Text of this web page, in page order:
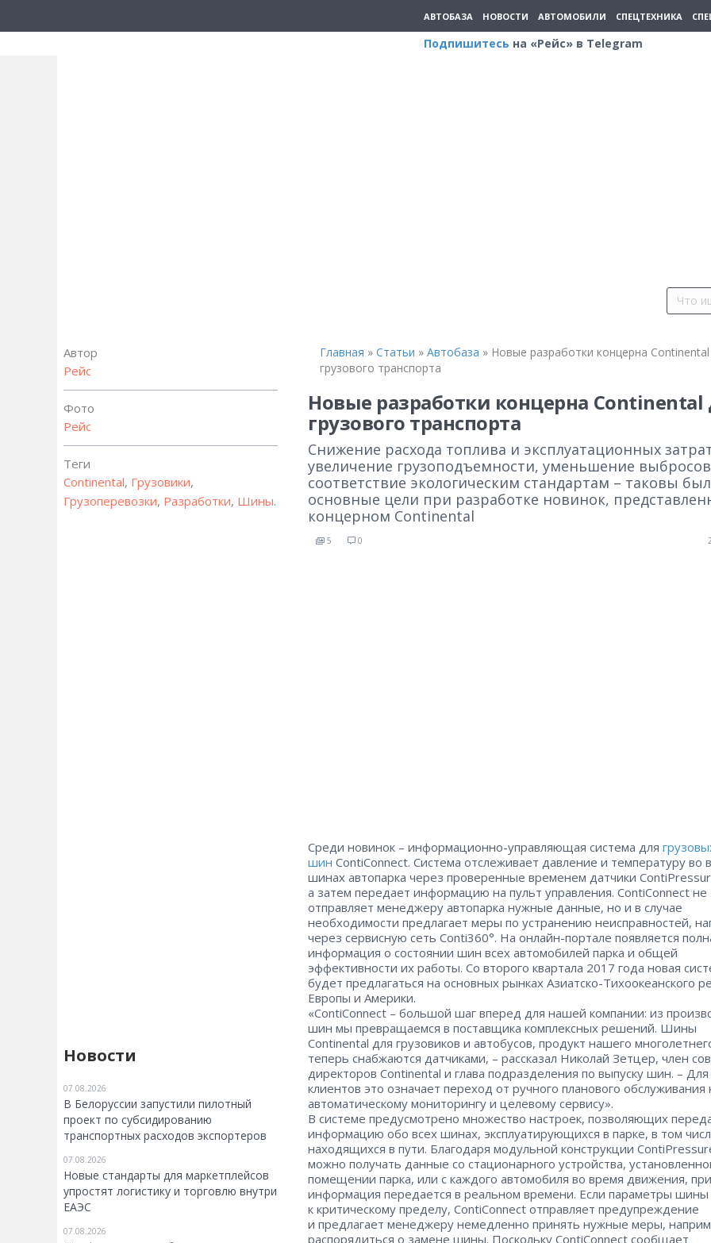
АВТОБАЗА НОВОСТИ АВТОМОБИЛИ СПЕЦТЕХНИКА
Подпишитесь на «Рейс» в Telegram
Автор
Рейс
Фото
Рейс
Теги
Continental, Грузовики,
Грузоперевозки, Разработки, Шины.
Новости
07.08.2026
В Белоруссии запустили пилотный
проект по субсидированию
транспортных расходов экспортеров
07.08.2026
Новые стандарты для маркетплейсов
упростят логистику и торговлю внутри
ЕАЭС
07.08.2026
Главная » Статьи » Автобаза » Новые разработки концерна
грузового транспорта
Новые разработки концерна Continental
грузового транспорта
Снижение расхода топлива и эксплуатационных
увеличение грузоподъемности, уменьшение
соответствие экологическим стандартам – таковы
основные цели при разработке новинок,
концерном Continental
5 0
Среди новинок – инфор­ма­ци­­он­­но­-упра­вля­ю­щая система для
шин ContiConnect. Система отслеживает давление и температуру во
шинах автопарка через проверенные временем датчики
а затем передает информацию на пульт управления. ContiConnect не
отправляет менеджеру автопарка нужные данные, но и в случае
необходимости предлагает меры по устранению неисправностей,
через сервисную сеть Conti360°. На онлайн-портале появляется
информация о состоянии шин всех автомобилей парка и общей
эффективности их работы. Со второго квартала 2017 года новая
будет предлагаться на основных рынках Азиатско-Тихоокеанского
Европы и Америки.
«ContiConnect – большой шаг вперед для нашей компании: из
шин мы превращаемся в поставщика комплексных решений. Шины
Continental для грузовиков и автобусов, продукт нашего
теперь снабжаются датчиками, – рассказал Николай Зетцер, член
директоров Continental и глава подразделения по выпуску шин. –
клиентов это означает переход от ручного планового обслуживания
автоматическому мониторингу и целевому сервису».
В системе предусмотрено множество настроек, позволяющих
информацию обо всех шинах, эксплуатирующихся в парке, в том
находящихся в пути. Благодаря модульной конструкции
можно получать данные со стационарного устройства,
помещении парка, или с каждого автомобиля во время движения,
информация передается в реальном времени. Если параметры шины
к критическому пределу, ContiConnect отправляет предупреждение
и предлагает менеджеру немедленно принять нужные меры,
распорядиться о замене шины. Поскольку ContiConnect сообщает